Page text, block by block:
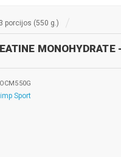
porcijos (550 g.)
MONOHYDRATE
Sport